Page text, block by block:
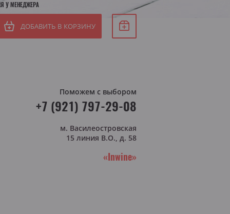
У МЕНЕДЖЕРА
ДОБАВИТЬ В КОРЗИНУ
Поможем с выбором
+7 (921) 797-29-08
м. Василеостровская
15 линия В.О., д. 58
«Inwine»